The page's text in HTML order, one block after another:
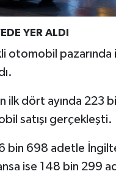
YER ALDI
otomobil pazarında
ilk dört ayında 223
satışı gerçekleşti.
bin 698 adetle
ise 148 bin 299